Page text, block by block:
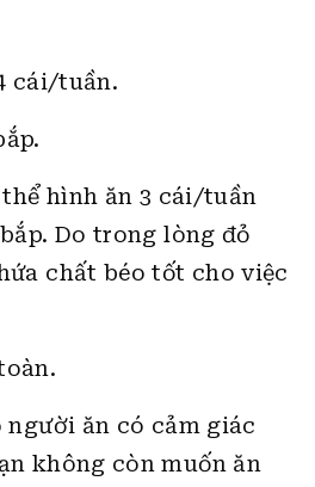
cái/tuần.
hình ăn 3 cái/tuần
Do trong lòng đỏ
chất béo tốt cho việc
ăn có cảm giác
không còn muốn ăn